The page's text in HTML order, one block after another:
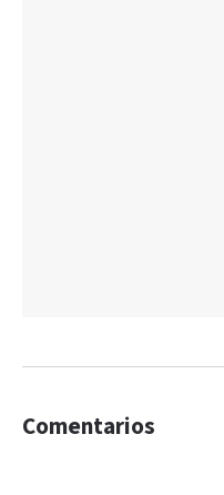
Comentarios